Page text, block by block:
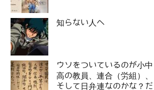
知らない人へ
ウソをついているのが小中
高の教員、連合（労組）、
そして日弁連なのかな？だ